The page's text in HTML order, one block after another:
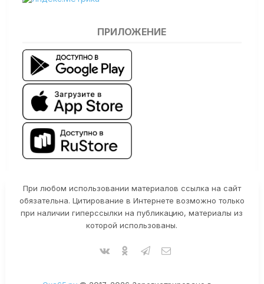
ПРИЛОЖЕНИЕ
При любом использовании материалов ссылка на сайт
обязательна. Цитирование в Интернете возможно только
при наличии гиперссылки на публикацию, материалы из
которой использованы.